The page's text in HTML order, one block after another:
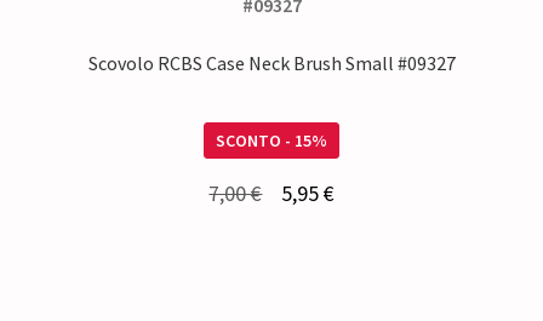
Scovolo RCBS Case Neck Brush Small #09327
SCONTO - 15%
7,00€ 5,95€Il